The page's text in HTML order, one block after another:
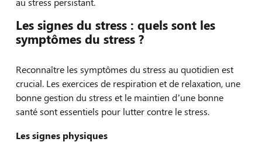
Les signes du stress : quels sont les
symptômes du stress ?
Reconnaître les symptômes du stress au quotidien est
crucial. Les exercices de respiration et de relaxation, une
bonne gestion du stress et le maintien d’une bonne
santé sont essentiels pour lutter contre le stress.
Les signes physiques